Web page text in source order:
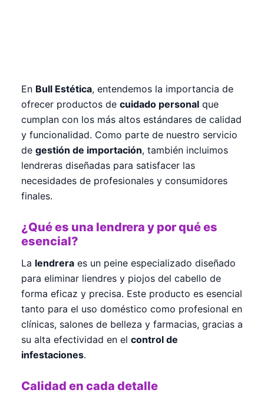
En Bull Estética, entendemos la importancia de
ofrecer productos de cuidado personal que
cumplan con los más altos estándares de calidad
y funcionalidad. Como parte de nuestro servicio
de gestión de importación, también incluimos
lendreras diseñadas para satisfacer las
necesidades de profesionales y consumidores
finales.
¿Qué es una lendrera y por qué es
esencial?
La lendrera es un peine especializado diseñado
para eliminar liendres y piojos del cabello de
forma eficaz y precisa. Este producto es esencial
tanto para el uso doméstico como profesional en
clínicas, salones de belleza y farmacias, gracias a
su alta efectividad en el control de
infestaciones.
Calidad en cada detalle